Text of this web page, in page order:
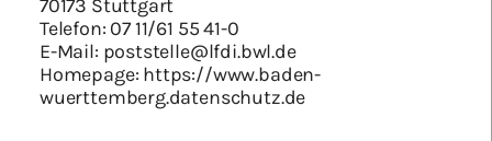
70173 Stuttgart
Telefon: 07 11/61 55 41-0
E-Mail: poststelle@lfdi.bwl.de
Homepage: https://www.baden-
wuerttemberg.datenschutz.de